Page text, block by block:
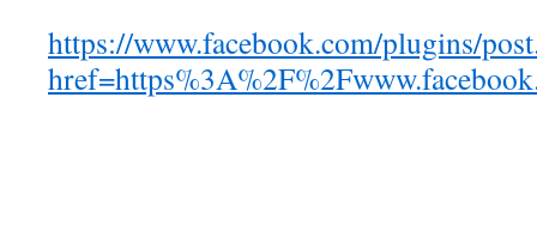
https://www.facebook.com/plugins/